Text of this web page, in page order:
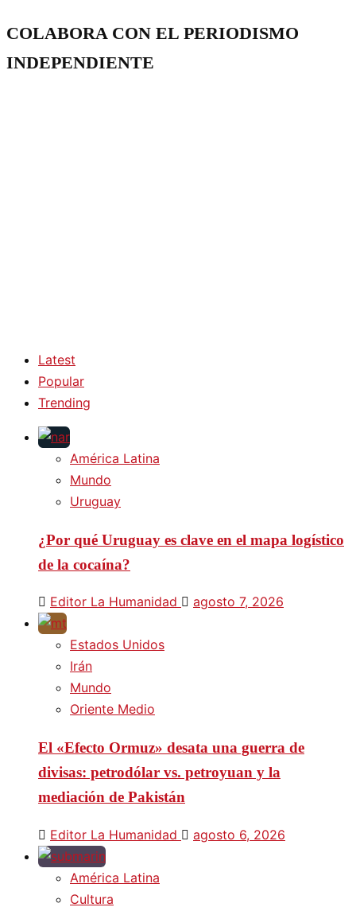
COLABORA CON EL PERIODISMO
INDEPENDIENTE
Latest
Popular
Trending
América Latina
Mundo
Uruguay
¿Por qué Uruguay es clave en el mapa logístico
de la cocaína?
Editor La Humanidad agosto 7, 2026
Estados Unidos
Irán
Mundo
Oriente Medio
El «Efecto Ormuz» desata una guerra de
divisas: petrodólar vs. petroyuan y la
mediación de Pakistán
Editor La Humanidad agosto 6, 2026
América Latina
Cultura